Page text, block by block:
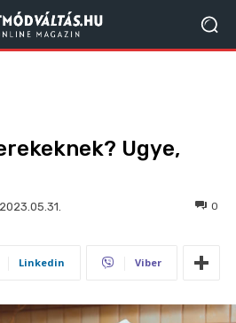
Ugye,
2023.05.31. 0
Linkedin Viber